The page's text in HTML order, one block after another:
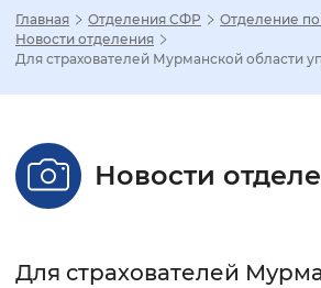
Настройка режима
Стандартный
Главная Отделения СФР
Отделение
Новости отделения
Для страхователей Мурманской области
Новости
Для страхователей